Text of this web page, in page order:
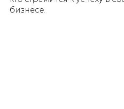
бизнесе.